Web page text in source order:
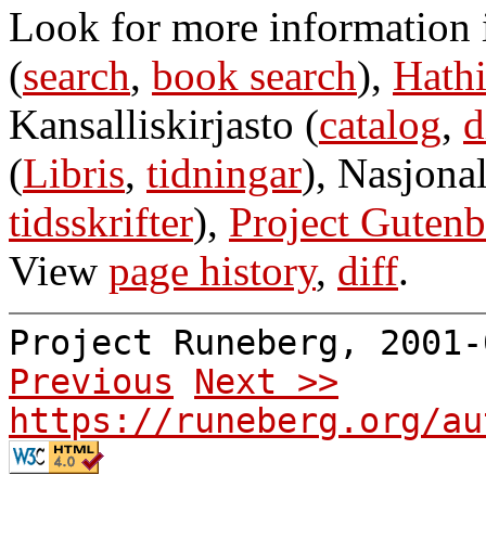
Look for more
(search, book search),
Kansalliskirjasto (catalog,
(Libris, tidningar),
tidsskrifter), Project
View page history, diff.
Project Runeberg,
Previous
Next >>
https://runeberg.org/